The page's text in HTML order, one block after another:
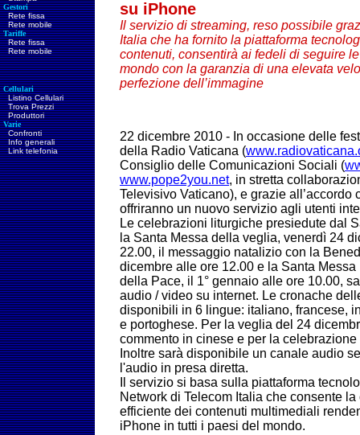
Gestori
Rete fissa
Rete mobile
Tariffe
Rete fissa
Rete mobile
Cellulari
Listino Cellulari
Trova Prezzi
Produttori
Varie
Confronti
Info generali
Link telefonia
su iPhone
Il servizio di streaming, reso possibile
Italia che ha fornito la piattaforma
contenuti, consentirà ai fedeli di seguire
mondo con la garanzia di una elevata
perfezione dell’immagine
22 dicembre 2010 - In occasione delle
della Radio Vaticana (
Consiglio delle Comunicazioni Sociali (
www.pope2you.net, in stretta
Televisivo Vaticano), e grazie all’accordo
offriranno un nuovo servizio agli utenti
Le celebrazioni liturgiche presiedute dal
la Santa Messa della veglia, venerdì 24
22.00, il messaggio natalizio con la
dicembre alle ore 12.00 e la Santa
della Pace, il 1° gennaio alle ore 10.00,
audio / video su internet. Le cronache
disponibili in 6 lingue: italiano, francese,
e portoghese. Per la veglia del 24
commento in cinese e per la
Inoltre sarà disponibile un canale audio
l'audio in presa diretta.
Il servizio si basa sulla piattaforma
Network di Telecom Italia che consente
efficiente dei contenuti multimediali
iPhone in tutti i paesi del mondo.